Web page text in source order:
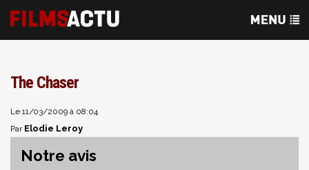
The Chaser
Le 11/03/2009 à 08:04
Par Elodie Leroy
Notre avis